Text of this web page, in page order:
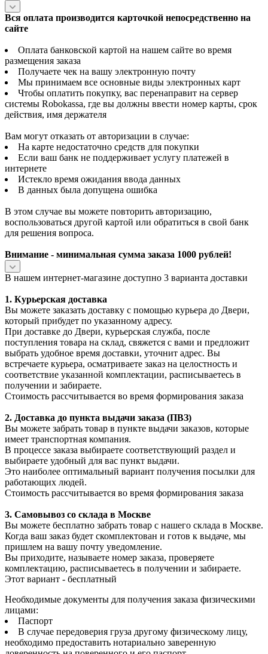
Вся оплата производится карточкой непосредственно на
сайте
Оплата банковской картой на нашем сайте во время
размещения заказа
Получаете чек на вашу электронную почту
Мы принимаем все основные виды электронных карт
Чтобы оплатить покупку, вас перенаправит на сервер
системы Robokassa, где вы должны ввести номер карты, срок
действия, имя держателя
Вам могут отказать от авторизации в случае:
На карте недостаточно средств для покупки
Если ваш банк не поддерживает услугу платежей в
интернете
Истекло время ожидания ввода данных
В данных была допущена ошибка
В этом случае вы можете повторить авторизацию,
воспользоваться другой картой или обратиться в свой банк
для решения вопроса.
Внимание - минимальная сумма заказа 1000 рублей!
В нашем интернет-магазине доступно 3 варианта доставки
1. Курьерская доставка
Вы можете заказать доставку с помощью курьера до Двери,
который прибудет по указанному адресу.
При доставке до Двери, курьерская служба, после
поступления товара на склад, свяжется с вами и предложит
выбрать удобное время доставки, уточнит адрес. Вы
встречаете курьера, осматриваете заказ на целостность и
соответствие указанной комплектации, расписываетесь в
получении и забираете.
Стоимость рассчитывается во время формирования заказа
2. Доставка до пункта выдачи заказа (ПВЗ)
Вы можете забрать товар в пункте выдачи заказов, которые
имеет транспортная компания.
В процессе заказа выбираете соответствующий раздел и
выбираете удобный для вас пункт выдачи.
Это наиболее оптимальный вариант получения посылки для
работающих людей.
Стоимость рассчитывается во время формирования заказа
3. Самовывоз со склада в Москве
Вы можете бесплатно забрать товар с нашего склада в Москве.
Когда ваш заказ будет скомплектован и готов к выдаче, мы
пришлем на вашу почту уведомление.
Вы приходите, называете номер заказа, проверяете
комплектацию, расписываетесь в получении и забираете.
Этот вариант - бесплатный
Необходимые документы для получения заказа физическими
лицами:
Паспорт
В случае передоверия груза другому физическому лицу,
необходимо предоставить нотариально заверенную